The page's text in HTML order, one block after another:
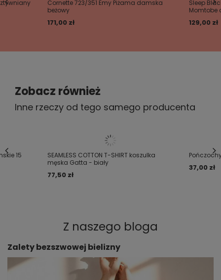
2023-10-23
Lucyna, Strzepcz
Czy opinia była pomocna?
Nie 0
Cornette 723/351 Emy Piżama damska
beżowy
171,00 zł
Sleep
Momtobe
129,00 zł
Zobacz również
Inne rzeczy od tego samego producenta
15
SEAMLESS COTTON T-SHIRT koszulka
męska Gatta - biały
77,50 zł
37,00 zł
Z naszego bloga
Zalety bezszwowej bielizny